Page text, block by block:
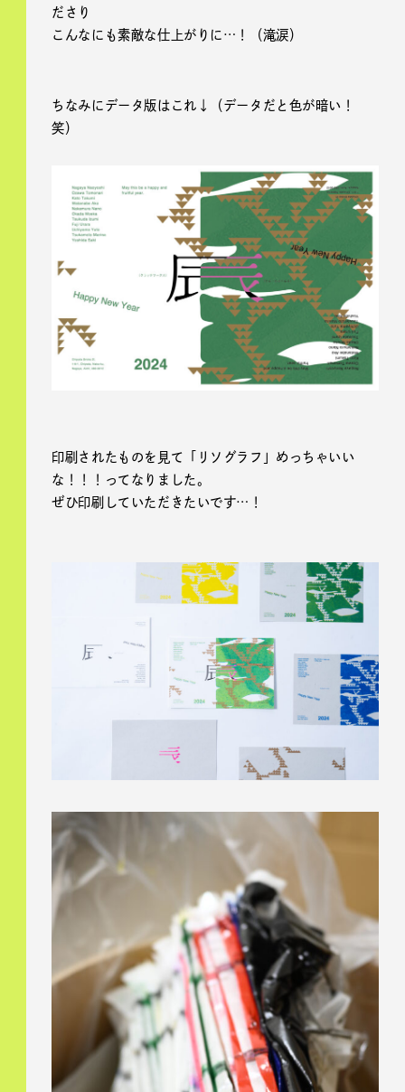
ださり
こんなにも素敵な仕上がりに…！（滝涙）
ちなみにデータ版はこれ↓（データだと色が暗い！
笑）
印刷されたものを見て「リソグラフ」めっちゃいい
な！！！ってなりました。
ぜひ印刷していただきたいです…！